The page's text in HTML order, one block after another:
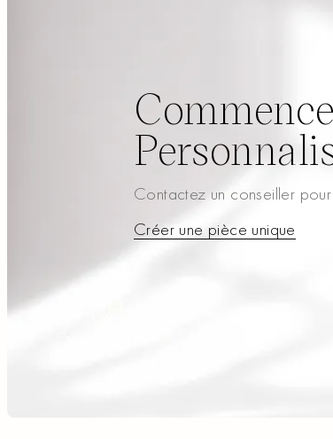
Contactez un conseiller
Créer une pièce unique
Créer une pièce unique